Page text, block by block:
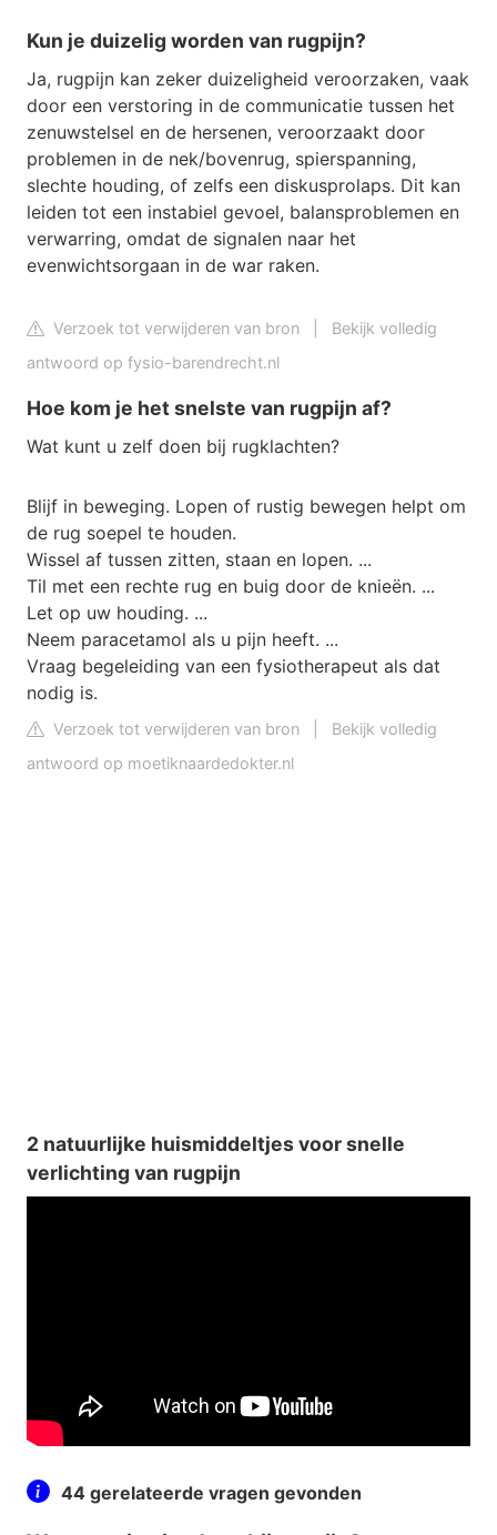
Kun je duizelig worden van rugpijn?
Ja, rugpijn kan zeker duizeligheid veroorzaken, vaak
door een verstoring in de communicatie tussen het
zenuwstelsel en de hersenen, veroorzaakt door
problemen in de nek/bovenrug, spierspanning,
slechte houding, of zelfs een diskusprolaps. Dit kan
leiden tot een instabiel gevoel, balansproblemen en
verwarring, omdat de signalen naar het
evenwichtsorgaan in de war raken.
Verzoek tot verwijderen van bron
Bekijk volledig
antwoord op fysio-barendrecht.nl
Hoe kom je het snelste van rugpijn af?
Wat kunt u zelf doen bij rugklachten?
Blijf in beweging. Lopen of rustig bewegen helpt om
de rug soepel te houden.
Wissel af tussen zitten, staan en lopen. ...
Til met een rechte rug en buig door de knieën. ...
Let op uw houding. ...
Neem paracetamol als u pijn heeft. ...
Vraag begeleiding van een fysiotherapeut als dat
nodig is.
Verzoek tot verwijderen van bron
Bekijk volledig
antwoord op moetiknaardedokter.nl
2 natuurlijke huismiddeltjes voor snelle
verlichting van rugpijn
44 gerelateerde vragen gevonden